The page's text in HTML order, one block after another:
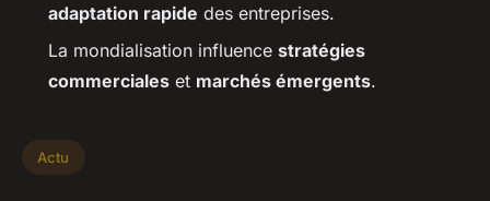
adaptation rapide des entreprises.
La mondialisation influence stratégies
commerciales et marchés émergents.
Actu